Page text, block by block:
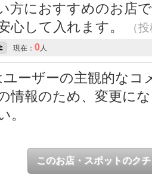
方におすすめのお店
心して入れます。
（
現在： 0人
ーザーの主観的なコ
情報のため、変更に
。
このお店・スポットのク